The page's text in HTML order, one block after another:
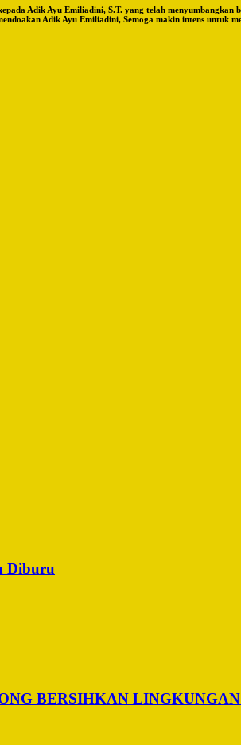
Adik Ayu Emiliadini, S.T. yang telah
Adik Ayu Emiliadini, Semoga makin intens untuk
Diburu
BERSIHKAN